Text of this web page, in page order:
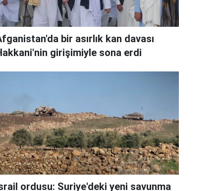
bir asırlık kan davası
girişimiyle sona erdi
ordusu: Suriye'deki yeni savunma